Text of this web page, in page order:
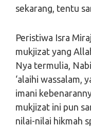
sekarang, tentu
Peristiwa Isra
mukjizat yang
Nya termulia,
‘alaihi wassalam,
imani
mukjizat ini pun
nilai-nilai hikmah